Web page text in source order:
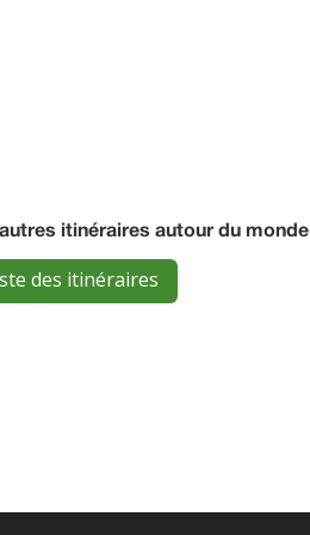
itinéraires autour du monde
des itinéraires